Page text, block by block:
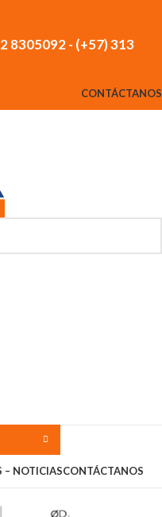
8305092 - (+57) 313
CONTÁCTANOS
– NOTICIASCONTÁCTANOS